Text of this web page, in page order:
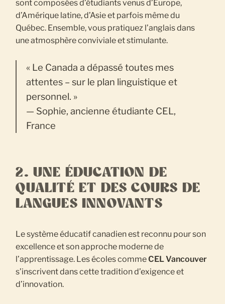
sont composées d’étudiants venus d’Europe,
d’Amérique latine, d’Asie et parfois même du
Québec. Ensemble, vous pratiquez l’anglais dans
une atmosphère conviviale et stimulante.
« Le Canada a dépassé toutes mes
attentes – sur le plan linguistique et
personnel. »
— Sophie, ancienne étudiante CEL,
France
2. UNE ÉDUCATION DE
QUALITÉ ET DES COURS DE
LANGUES INNOVANTS
Le système éducatif canadien est reconnu pour son
excellence et son approche moderne de
l’apprentissage. Les écoles commeCEL Vancouver
s’inscrivent dans cette tradition d’exigence et
d’innovation.